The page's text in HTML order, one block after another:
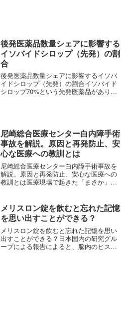
後発医薬品数量シェアに影響する
イソバイドシロップ（先発）の割
合
後発医薬品数量シェアに影響するイソバ
イドシロップ（先発）の割合イソバイド
シロップ70%という先発医薬品がありま
尼崎総合医療センター白内障手術
事故を解説。原因と再発防止、安
心な医療への教訓とは
尼崎総合医療センター白内障手術事故を
解説。原因と再発防止、安心な医療への
教訓とは医療現場で起きた「まさか」の
いて、白内障の手術を受けた70代の女性
患者に対し、誤っ...
メリスロン錠を飲むと忘れた記憶
を思い出すことができる？
メリスロン錠を飲むと忘れた記憶を思い
出すことができる？日本国内の研究グル
ープによる報告によると、脳内のヒスタ